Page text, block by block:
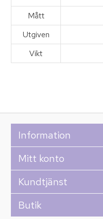
Mått
Utgiven
Vikt
Information
Mitt konto
Kundtjänst
Butik